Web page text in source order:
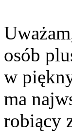
osób
w
ma
robiący